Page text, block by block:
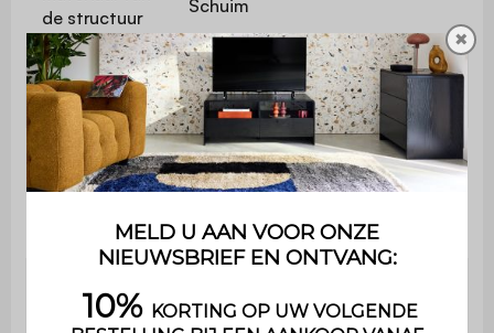
de structuur
Schuim
Dichtheid van
de stof
500 g/m²
Vulling
Gerecycled schuim (dichtheid:
50kg/m3) +
18kg/m3)
Dichtheid
zitschuim
Polyurethaanschuim (30kg/m3)
✖